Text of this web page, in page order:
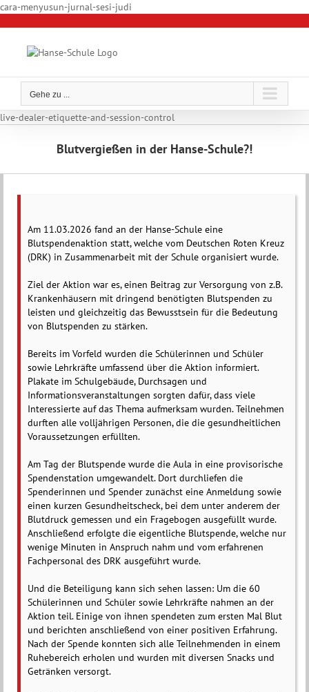
cara-menyusun-jurnal-sesi-judi
Gehe zu ...
live-dealer-etiquette-and-session-control
Blutvergießen in der Hanse-Schule?!
Bild
Am 11.03.2026 fand an der Hanse-Schule eine
Blutspendenaktion statt, welche vom Deutschen Roten Kreuz
(DRK) in Zusammenarbeit mit der Schule organisiert wurde.
Ziel der Aktion war es, einen Beitrag zur Versorgung von z.B.
Krankenhäusern mit dringend benötigten Blutspenden zu
leisten und gleichzeitig das Bewusstsein für die Bedeutung
von Blutspenden zu stärken.
Bereits im Vorfeld wurden die Schülerinnen und Schüler
sowie Lehrkräfte umfassend über die Aktion informiert.
Plakate im Schulgebäude, Durchsagen und
Informationsveranstaltungen sorgten dafür, dass viele
Interessierte auf das Thema aufmerksam wurden. Teilnehmen
durften alle volljährigen Personen, die die gesundheitlichen
Voraussetzungen erfüllten.
Am Tag der Blutspende wurde die Aula in eine provisorische
Spendenstation umgewandelt. Dort durchliefen die
Spenderinnen und Spender zunächst eine Anmeldung sowie
einen kurzen Gesundheitscheck, bei dem unter anderem der
Blutdruck gemessen und ein Fragebogen ausgefüllt wurde.
Anschließend erfolgte die eigentliche Blutspende, welche nur
wenige Minuten in Anspruch nahm und vom erfahrenen
Fachpersonal des DRK ausgeführt wurde.
Und die Beteiligung kann sich sehen lassen: Um die 60
Schülerinnen und Schüler sowie Lehrkräfte nahmen an der
Aktion teil. Einige von ihnen spendeten zum ersten Mal Blut
und berichten anschließend von einer positiven Erfahrung.
Nach der Spende konnten sich alle Teilnehmenden in einem
Ruhebereich erholen und wurden mit diversen Snacks und
Getränken versorgt.